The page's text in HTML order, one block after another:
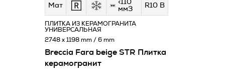
Мат
<110
мм3
R10 B
Breccia Fara beige STR Плитка
керамогранит
ПЛИТКА ИЗ КЕРАМОГРАНИТА
УНИВЕРСАЛЬНАЯ
2748 x 1198 mm / 6 mm